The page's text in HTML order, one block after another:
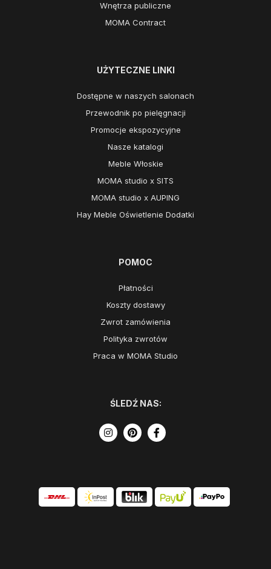
Wnętrza publiczne
MOMA Contract
UŻYTECZNE LINKI
Dostępne w naszych salonach
Przewodnik po pielęgnacji
Promocje ekspozycyjne
Nasze katalogi
Meble Włoskie
MOMA studio x SITS
MOMA studio x AUPING
Hay Meble Oświetlenie Dodatki
POMOC
Płatności
Koszty dostawy
Zwrot zamówienia
Polityka zwrotów
Praca w MOMA Studio
ŚLEDŹ NAS: